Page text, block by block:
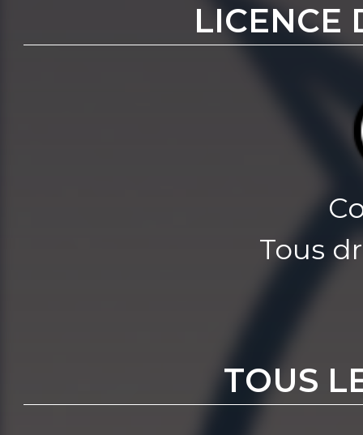
LICENCE
Tous
TOUS